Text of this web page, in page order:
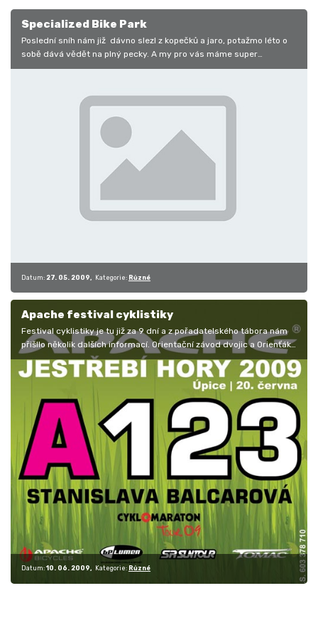
Specialized Bike Park
Poslední sníh nám již dávno slezl z kopečků a jaro, potažmo léto o
sobě dává vědět na plný pecky. A my pro vás máme super
překvapení na…
Datum: 27. 05. 2009 Kategorie: Různé
Apache festival cyklistiky
Festival cyklistiky je tu již za 9 dní a z pořadatelského tábora nám
přišllo několik dalších informací. Orientační závod dvojic a Orienťák…
Datum: 10. 06. 2009 Kategorie: Různé